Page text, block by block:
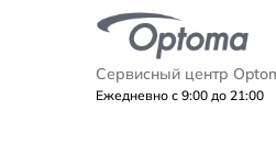
Сервисный центр
Ежедневно с 9:00 до 21:00